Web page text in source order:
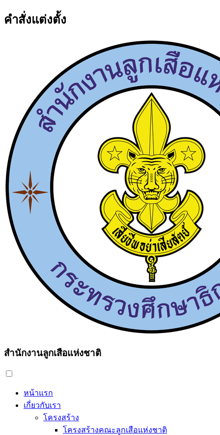
คำสั่งแต่งตั้ง
สำนักงานลูกเสือแห่งชาติ
หน้าแรก
เกี่ยวกับเรา
โครงสร้าง
โครงสร้างคณะลูกเสือแห่งชาติ